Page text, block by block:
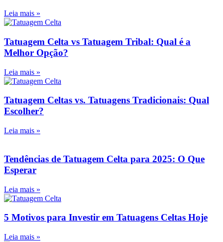
Leia mais »
Tatuagem Celta vs Tatuagem Tribal: Qual é a
Melhor Opção?
Leia mais »
Tatuagem Celtas vs. Tatuagens Tradicionais: Qual
Escolher?
Leia mais »
Tendências de Tatuagem Celta para 2025: O Que
Esperar
Leia mais »
5 Motivos para Investir em Tatuagens Celtas Hoje
Leia mais »